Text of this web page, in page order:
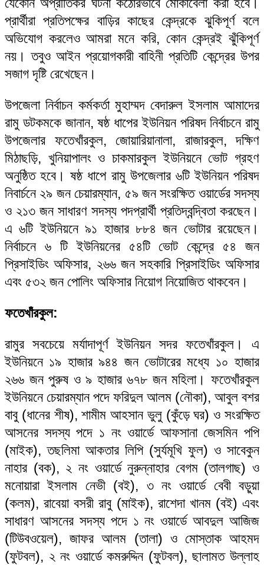
প্রার্থীরা প্রতিপক্ষের বাড়ির কাছের কেন্দ্রকে ঝুকিপূর্ণ বলে
অভিযোগ করলেও আমরা মনে করি, কোন কেন্দ্রই ঝুঁকিপূর্ণ
নয়। তবুও আইন প্রয়োগকারী বাহিনী প্রতিটি কেন্দ্রের উপর
সজাগ দৃষ্টি রেখেছেন।
উপজেলা নির্বাচন কর্মকর্তা মুহাম্মদ বেদারুল ইসলাম আমাদের
রামু ডটকমকে জানান, ষষ্ঠ ধাপের ইউনিয়ন পরিষদ নির্বাচনে রামু
উপজেলার ফতেখাঁরকুল, জোয়ারিয়ানালা, রাজারকুল, দক্ষিণ
মিঠাছড়ি, খুনিয়াপালং ও চাকমারকুল ইউনিয়নে ভোট গ্রহণ
অনুষ্ঠিত হবে। ষষ্ঠ ধাপে রামু উপজেলার ৬টি ইউনিয়ন পরিষদ
নিবার্চনে ২৯ জন চেয়ারম্যান, ৫৯ জন সংরক্ষিত ওয়ার্ডের সদস্য
ও ২১৩ জন সাধারণ সদস্য পদপ্রার্থী প্রতিদ্বন্দ্বিতা করছেন।
এ ৬টি ইউনিয়নে ৯১ হাজার ৮৮৪ জন ভোটার রয়েছেন।
নির্বাচনে ৬ টি ইউনিয়নের ৫৪টি ভোট কেন্দ্রে ৫৪ জন
প্রিসাইডিং অফিসার, ২৬৬ জন সহকারি প্রিসাইডিং অফিসার
এবং ৫৩২ জন পোলিং অফিসার নিয়োগ নিয়োজিত থাকবেন।
ফতেখাঁরকুল:
রামুর সবচেয়ে মর্যাদাপূর্ণ ইউনিয়ন সদর ফতেখাঁরকুল। এ
ইউনিয়নে ১৯ হাজার ৯৪৪ জন ভোটারের মধ্যে ১০ হাজার
২৬৬ জন পুরুষ ও ৯ হাজার ৬৭৮ জন মহিলা। ফতেখাঁরকুল
ইউনিয়নে চেয়ারম্যান পদে ফরিদুল আলম (নৌকা), আবুল বশর
বাবু (ধানের শীষ), শামীম আহসান ভুলু (কুঁড়ে ঘর) ও সংরক্ষিত
আসনের সদস্য পদে ১ নং ওয়ার্ডে আফসানা জেসমিন পপি
(মাইক), তছলিমা আকতার লিপি (সুর্যমূখি ফুল) ও সাবেকুন
নাহার (বক), ২ নং ওয়ার্ডে নুরুন্নাহার বেগম (তালগাছ) ও
মনোয়ারা ইসলাম নেভী (বই), ৩ নং ওয়ার্ডে বেবী বড়ুয়া
(কলম), রাবেয়া বসরী রাবু (মাইক), রাশেদা খানম (বই) এবং
সাধারণ আসনের সদস্য পদে ১ নং ওয়ার্ডে আবদুল আজিজ
(টিউবওয়েল), জাফর আলম (তালা) ও মোস্তাক আহমদ
(ফুটবল), ২ নং ওয়ার্ডে কমরুদ্দিন (ফুটবল), ছালামত উল্লাহ